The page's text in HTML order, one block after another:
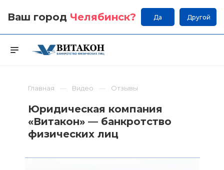
Ваш город Челябинск? Да Другой
Главная Видео Отзывы
Юридическая компания
«Витакон» — банкротство
физических лиц